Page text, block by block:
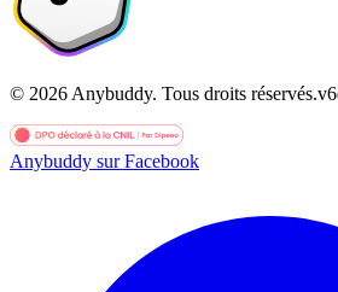
© 2026Anybuddy. Tous droits réservés.v
Anybuddy sur Facebook